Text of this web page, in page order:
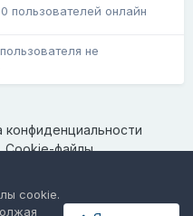
0 пользователей онлайн
не
конфиденциальности
Cookie-файлы
2025
Community
cookie.